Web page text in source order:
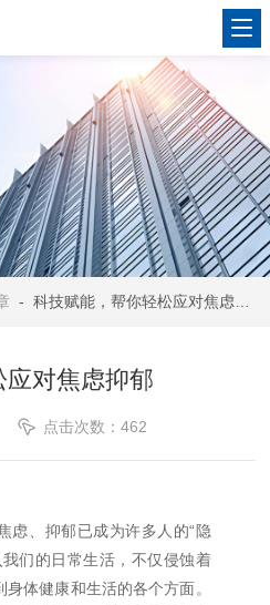
- 科技赋能，帮你轻松应对焦虑抑郁
对焦虑抑郁
点击次数：462
虑、抑郁已成为许多人的“ 隐
们的日常生活，不仅侵蚀着
体健康和生活的各个方面。